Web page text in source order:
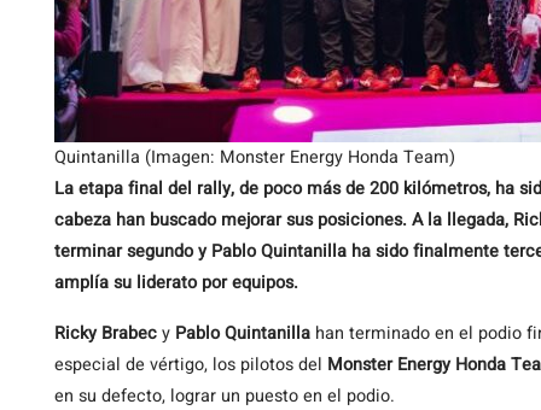
Quintanilla (Imagen: Monster Energy Honda Team)
La etapa final del rally, de poco más de 200 kilómetros, ha
cabeza han buscado mejorar sus posiciones. A la llegada,
terminar segundo y Pablo Quintanilla ha sido finalmente
amplía su liderato por equipos.
Ricky Brabecy Pablo Quintanilla han terminado en el podio
especial de vértigo, los pilotos del Monster Energy Honda
en su defecto, lograr un puesto en el podio.